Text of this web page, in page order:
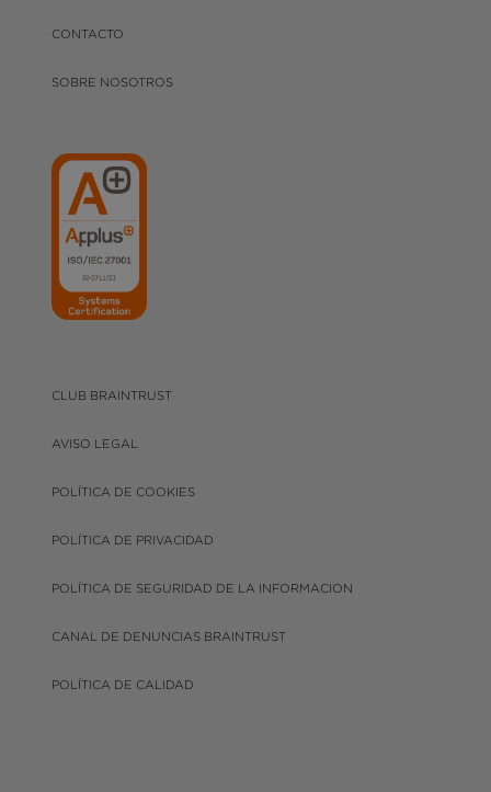
CONTACTO
SOBRE NOSOTROS
CLUB BRAINTRUST
AVISO LEGAL
POLÍTICA DE COOKIES
POLÍTICA DE PRIVACIDAD
POLÍTICA DE SEGURIDAD DE LA INFORMACION
CANAL DE DENUNCIAS BRAINTRUST
POLÍTICA DE CALIDAD